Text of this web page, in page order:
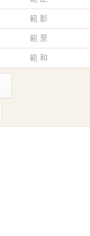
範 影
範 景
範 和